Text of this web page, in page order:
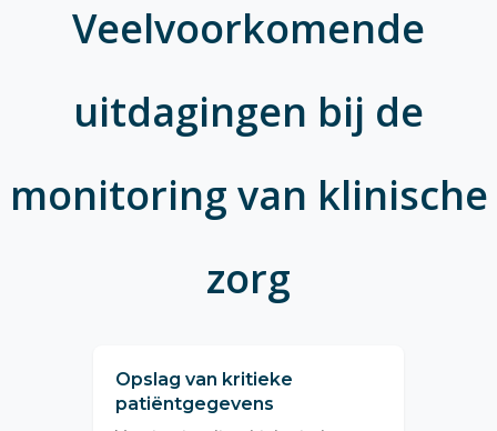
Veelvoorkomende
uitdagingen bij de
monitoring van klinische
zorg
Opslag van kritieke
patiëntgegevens